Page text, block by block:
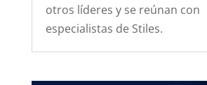
otros líderes y se reúnan con
especialistas de Stiles.